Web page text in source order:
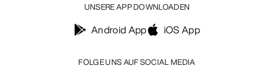
FOLGE UNS AUF SOCIAL MEDIA
UNSERE APP DOWNLOADEN
Android App iOS App